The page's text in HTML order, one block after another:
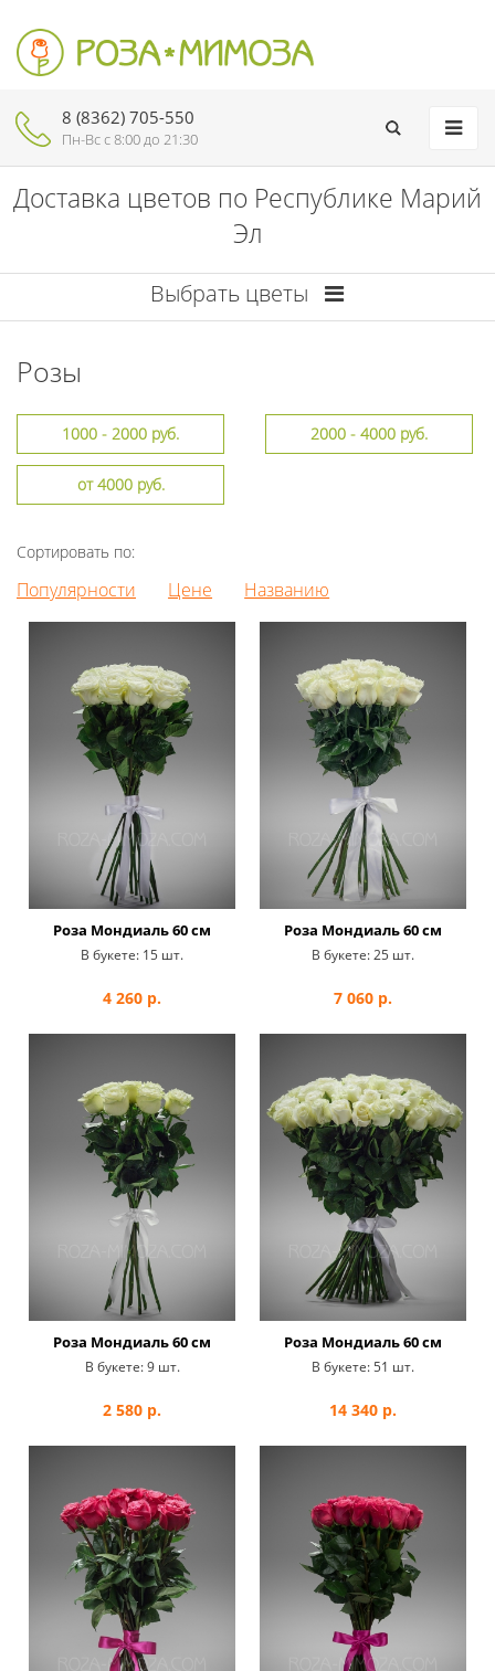
8 (8362) 705-550
Пн-Вc с 8:00 до 21:30
Доставка цветов по Республике Марий
Эл
Выбрать цветы
Розы
1000 - 2000 руб. 2000 - 4000 руб.
от 4000 руб.
Сортировать по:
Популярности Цене Названию
Роза Мондиаль 60 см
В букете: 15 шт.
4 260 р.
Роза Мондиаль 60 см
В букете:25 шт.
7 060 р.
Роза Мондиаль 60 см
В букете: 9 шт.
2 580 р.
Роза Мондиаль 60 см
В букете:51 шт.
14 340 р.